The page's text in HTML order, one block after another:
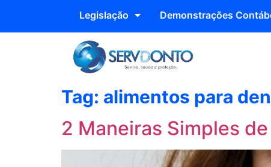
Legislação Demonstrações
Tag: alimentos para
2 Maneiras Simples